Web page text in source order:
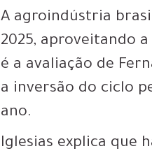
A agroindústria
2025, aproveitando
é a avaliação de
a inversão do ciclo
ano.
Iglesias explica que